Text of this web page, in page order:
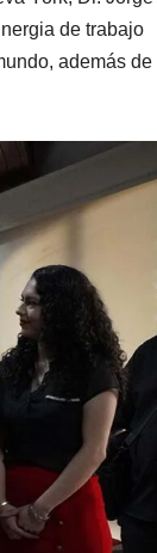
de trabajo
además de